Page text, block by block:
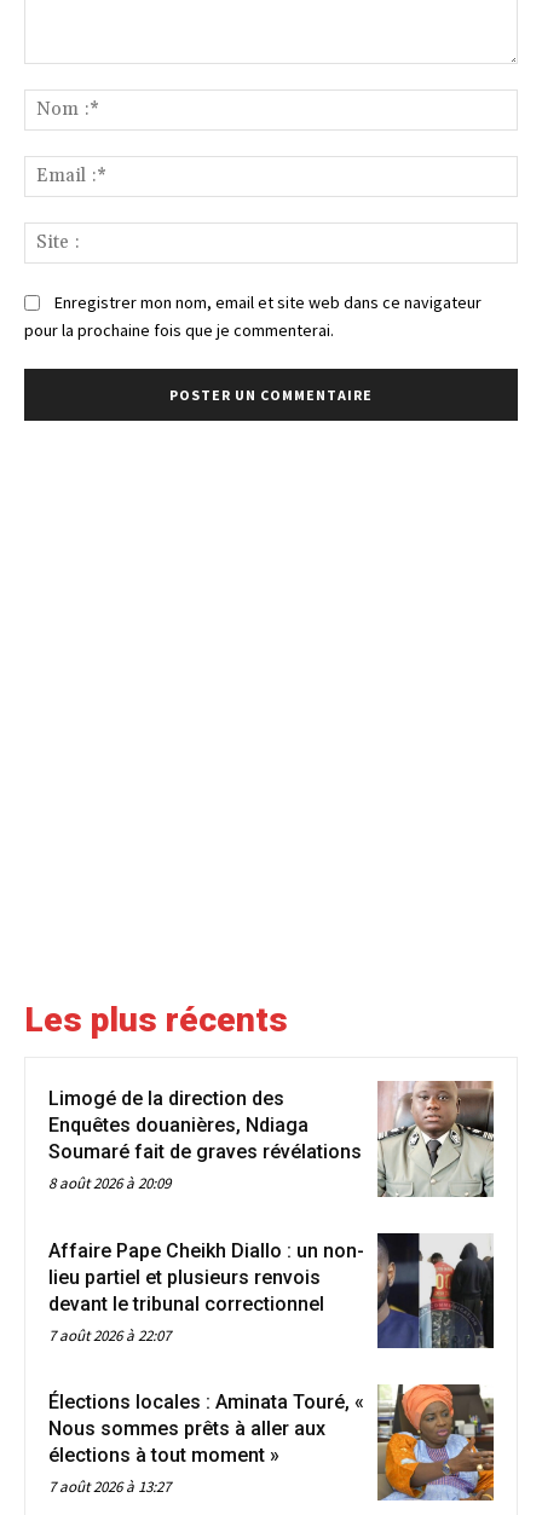
:*
:*
:
Enregistrer mon nom, email et site web dans ce navigateur
pour la prochaine fois que je commenterai.
Les plus récents
Limogé de la direction des
Enquêtes douanières, Ndiaga
Soumaré fait de graves révélations
8 août 2026 à 20:09
Affaire Pape Cheikh Diallo : un non-
lieu partiel et plusieurs renvois
devant le tribunal correctionnel
7 août 2026 à 22:07
Élections locales : Aminata Touré, «
Nous sommes prêts à aller aux
élections à tout moment »
7 août 2026 à 13:27